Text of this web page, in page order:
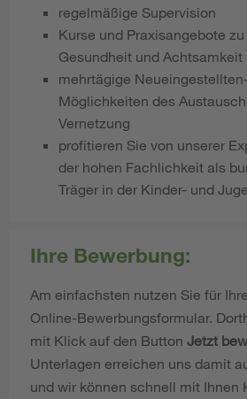
regelmäßige Supervision
Kurse und Praxisangebote
Gesundheit und Achtsamkeit
mehrtägige
Möglichkeiten des
Vernetzung
profitieren Sie von unserer
der hohen Fachlichkeit als
Träger in der Kinder- und
Ihre Bewerbung:
Am einfachsten nutzen Sie für
Online-Bewerbungsformular.
mit Klick auf den Button Jetzt
Unterlagen erreichen uns damit
und wir können schnell mit Ihnen